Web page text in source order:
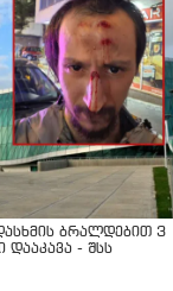
ბრალდებით 3
- შსს